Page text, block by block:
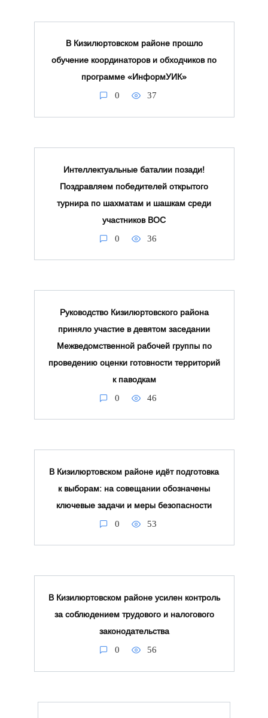
В Кизилюртовском районе прошло
обучение координаторов и обходчиков по
программе «ИнформУИК»
0 37
Интеллектуальные баталии позади!
Поздравляем победителей открытого
турнира по шахматам и шашкам среди
участников ВОС
0 36
Руководство Кизилюртовского района
приняло участие в девятом заседании
Межведомственной рабочей группы по
проведению оценки готовности территорий
к паводкам
0 46
В Кизилюртовском районе идёт подготовка
к выборам: на совещании обозначены
ключевые задачи и меры безопасности
0 53
В Кизилюртовском районе усилен контроль
за соблюдением трудового и налогового
законодательства
0 56